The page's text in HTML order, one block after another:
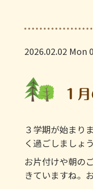
2026.02.02 Mon
１
３学期が始まり
く過ごしましょ
お片付けや朝の
きていますね。